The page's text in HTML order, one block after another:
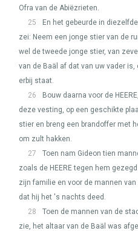
Ofra van de Abiëzrieten.
25
En het gebeurde in
zei: Neem een jonge stier van de
wel de tweede jonge stier, van
van de Baäl af dat van uw vader
erbij staat.
26
Bouw daarna voor de HEERE
deze vesting, op een geschikte
stier en breng een brandoffer met
om zult hakken.
27
Toen nam Gideon tien
zoals de HEEREtegen hem
zijn familie en voor de mannen
dat hij het 's nachts deed.
28
Toen de mannen van de
zie, het altaar van de Baäl was